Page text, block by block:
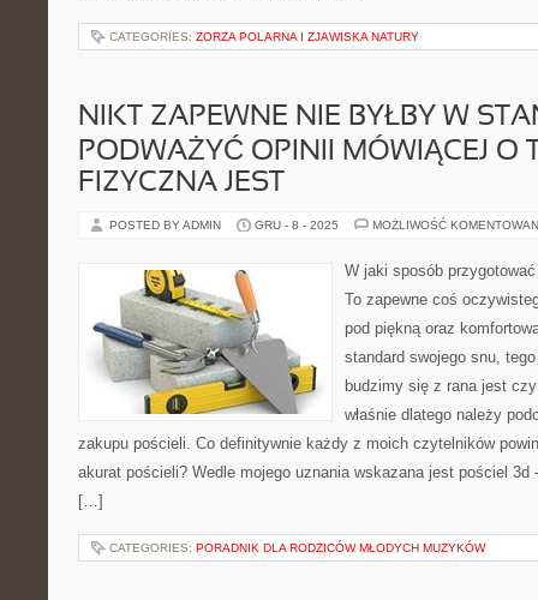
CATEGORIES: ZORZA POLARNA I ZJAWISKA NATURY
NIKT ZAPEWNE NIE BYŁBY W
PODWAŻYĆ OPINII MÓWIĄCEJ O
FIZYCZNA JEST
POSTED BY ADMIN GRU - 8 - 2025 MOŻLIWOŚĆ
W jaki sposób
To zapewne coś
pod piękną oraz
standard swojego snu,
budzimy się z rana jest
właśnie dlatego należy
zakupu pościeli. Co definitywnie każdy z moich czytelników
akurat pościeli? Wedle mojego uznania wskazana jest pościel
[…]
CATEGORIES: PORADNIK DLA RODZICÓW MŁODYCH MUZYKÓW